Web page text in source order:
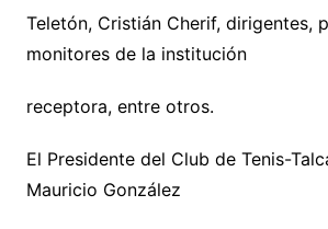
Teletón, Cristián Cherif, dirigentes,
monitores de la institución
receptora, entre otros.
El Presidente del Club de Tenis-
Mauricio González